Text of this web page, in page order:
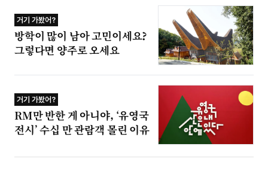
거기 가봤어?
방학이 많이 남아 고민이세요?
그렇다면 양주로 오세요
거기 가봤어?
RM만 반한 게 아니야, ‘유영국
전시’ 수십 만 관람객 몰린 이유